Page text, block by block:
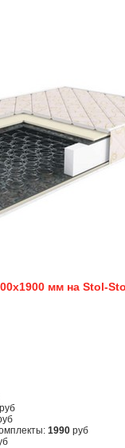
мм на Stol-
руб
1990 руб